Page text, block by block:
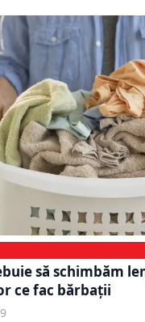
să schimbăm
ce fac bărbații